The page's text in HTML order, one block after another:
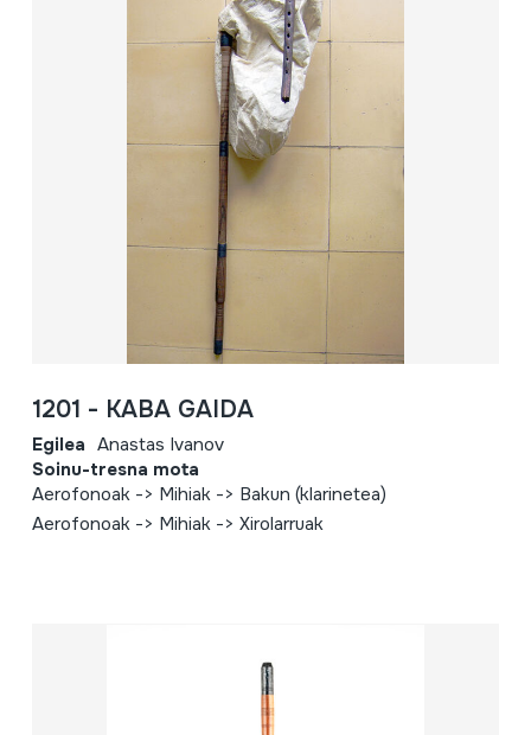
1201 - KABA GAIDA
Egilea Anastas Ivanov
Soinu-tresna mota
Aerofonoak -> Mihiak -> Bakun (klarinetea)
Aerofonoak -> Mihiak -> Xirolarruak